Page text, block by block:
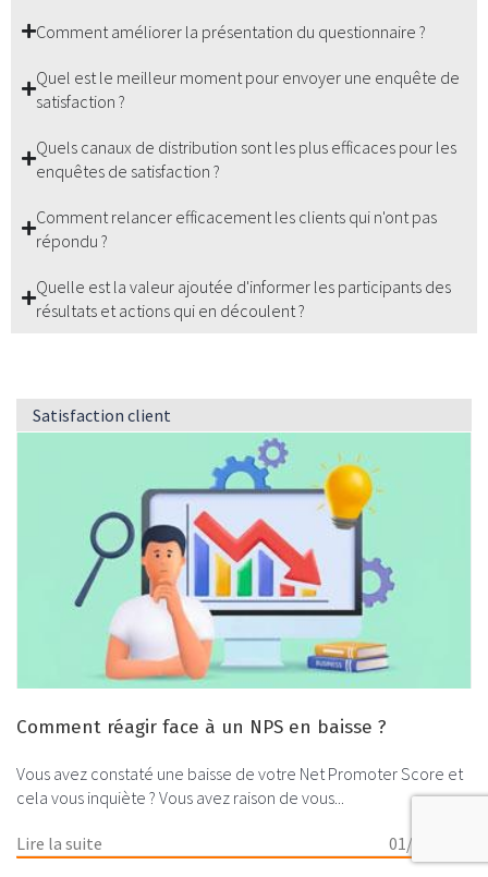
Comment améliorer la présentation du questionnaire ?
Quel est le meilleur moment pour envoyer une enquête de
satisfaction ?
Quels canaux de distribution sont les plus efficaces pour les
enquêtes de satisfaction ?
Comment relancer efficacement les clients qui n'ont pas
répondu ?
Quelle est la valeur ajoutée d'informer les participants des
résultats et actions qui en découlent ?
Satisfaction client
Comment réagir face à un NPS en baisse ?
Vous avez constaté une baisse de votre Net Promoter Score et
cela vous inquiète ? Vous avez raison de vous...
Lire la suite 01/04/2026